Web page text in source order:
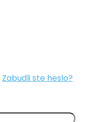
Zabudli ste heslo?